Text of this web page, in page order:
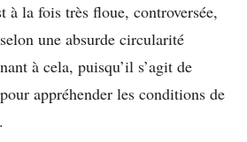
à la fois très floue, controversée,
une absurde circularité
à cela, puisqu’il s’agit de
appréhender les conditions de